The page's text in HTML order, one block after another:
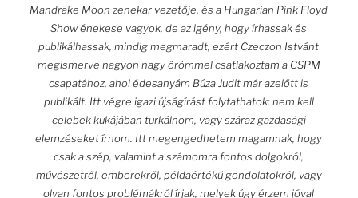
Mandrake Moon zenekar vezetője, és a Hungarian Pink Floyd
Show énekese vagyok, de az igény, hogy írhassak és
publikálhassak, mindig megmaradt, ezért Czeczon Istvánt
megismerve nagyon nagy örömmel csatlakoztam a CSPM
csapatához, ahol édesanyám Búza Judit már azelőtt is
publikált. Itt végre igazi újságírást folytathatok: nem kell
celebek kukájában turkálnom, vagy száraz gazdasági
elemzéseket írnom. Itt megengedhetem magamnak, hogy
csak a szép, valamint a számomra fontos dolgokról,
művészetről, emberekről, példaértékű gondolatokról, vagy
olyan fontos problémákról írjak, melyek úgy érzem jóval